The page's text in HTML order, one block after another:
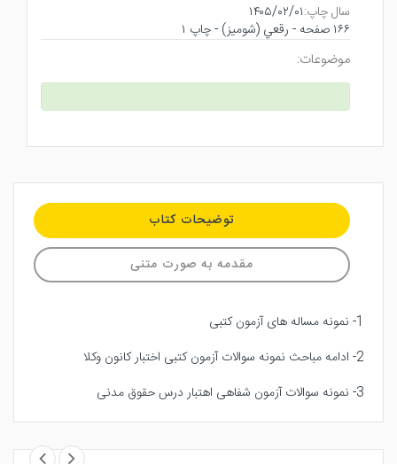
سال چاپ:۱۴۰۵/۰۲/۰۱
۱۶۶ صفحه - رقعي (شوميز) - چاپ ۱
موضوعات:
توضیحات کتاب
مقدمه به صورت متنی
1- نمونه مساله های آزمون کتبی
2- ادامه مباحث نمونه سوالات آزمون کتبی اختبار کانون وکلا
3- نمونه سوالات آزمون شفاهی اهتبار درس حقوق مدنی